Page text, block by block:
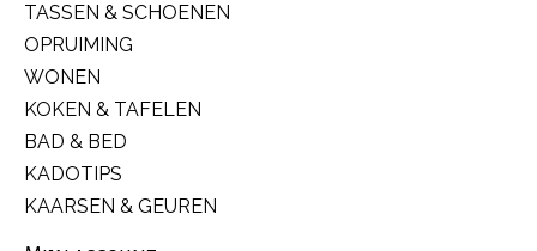
TASSEN & SCHOENEN
OPRUIMING
WONEN
KOKEN & TAFELEN
BAD & BED
KADOTIPS
KAARSEN & GEUREN